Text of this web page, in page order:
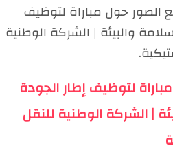
الصور حول مباراة لتوظيف
والبيئة | الشركة الوطنية
لتوظيف إطار الجودة
| الشركة الوطنية للنقل